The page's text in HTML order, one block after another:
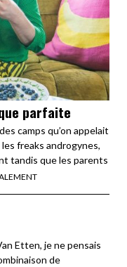
parfaite
camps qu’on appelait
freaks androgynes,
tandis que les parents
Etten, je ne pensais
de